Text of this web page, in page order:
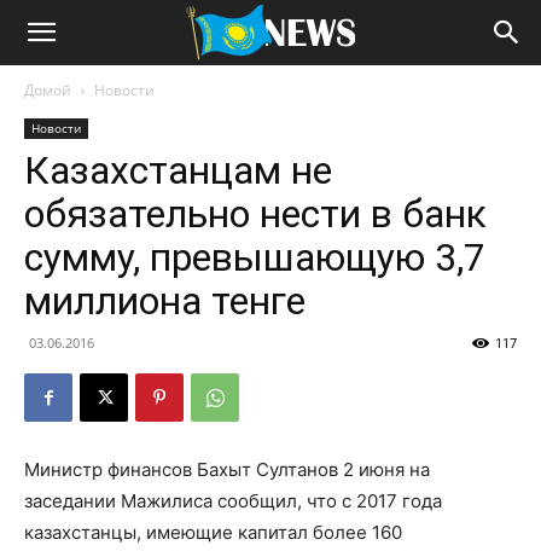
Домой Новости
Новости
Казахстанцам не
обязательно нести в банк
сумму, превышающую 3,7
миллиона тенге
03.06.2016 117
Министр финансов Бахыт Султанов 2 июня на
заседании Мажилиса сообщил, что с 2017 года
казахстанцы, имеющие капитал более 160